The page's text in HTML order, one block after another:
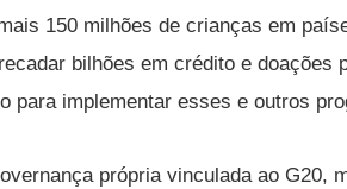
150 milhões de crianças em
bilhões em crédito e doações
para implementar esses e outros
própria vinculada ao G20,